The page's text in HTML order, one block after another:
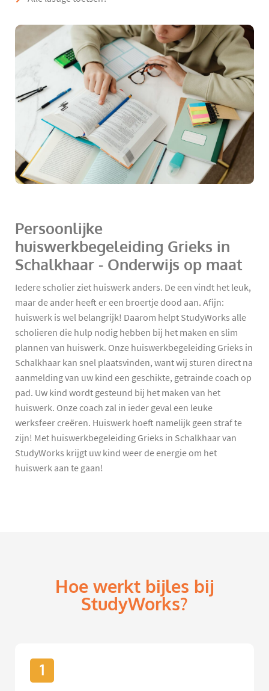
Persoonlijke
huiswerkbegeleiding Grieks in
Schalkhaar - Onderwijs op maat
Iedere scholier ziet huiswerk anders. De een vindt het leuk,
maar de ander heeft er een broertje dood aan. Afijn:
huiswerk is wel belangrijk! Daarom helpt StudyWorks alle
scholieren die hulp nodig hebben bij het maken en slim
plannen van huiswerk. Onze huiswerkbegeleiding Grieks in
Schalkhaar kan snel plaatsvinden, want wij sturen direct na
aanmelding van uw kind een geschikte, getrainde coach op
pad. Uw kind wordt gesteund bij het maken van het
huiswerk. Onze coach zal in ieder geval een leuke
werksfeer creëren. Huiswerk hoeft namelijk geen straf te
zijn! Met huiswerkbegeleiding Grieks in Schalkhaar van
StudyWorks krijgt uw kind weer de energie om het
huiswerk aan te gaan!
Hoe werkt bijles bij
StudyWorks?
1